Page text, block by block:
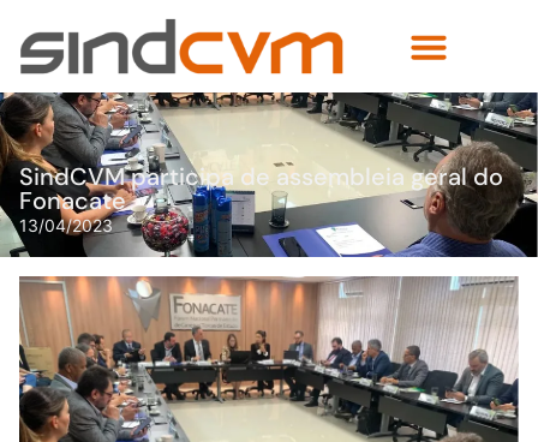
SindCVM participa de assembleia geral do
Fonacate
13/04/2023